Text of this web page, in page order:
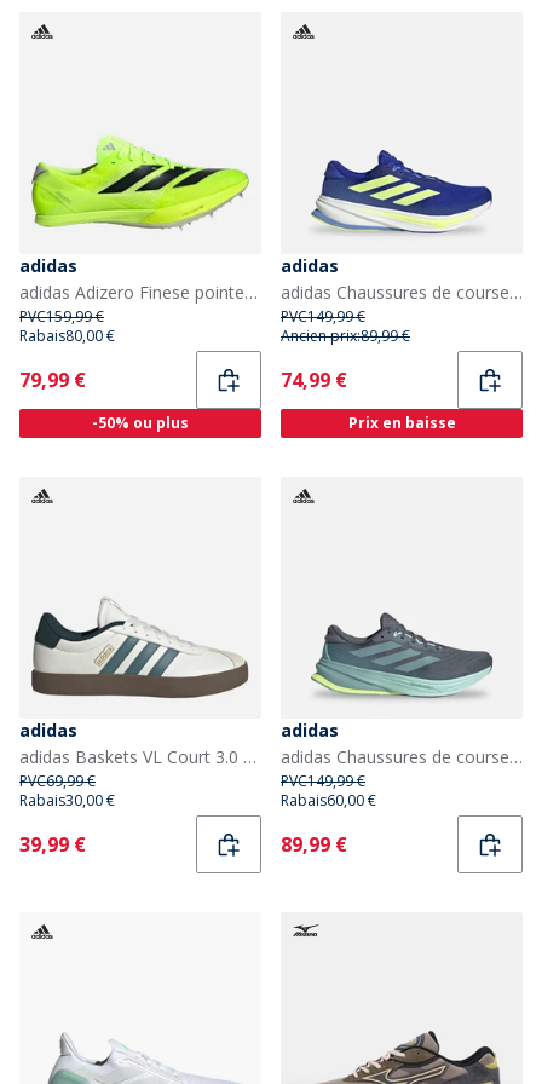
adidas
adidas Adizero Finese pointes d'athlétisme de sprint Lucid Lemon/Core Black/Halo Silver
PVC159,99 €
Rabais80,00 €
Current
79,99 €
-50% ou plus
adidas
adidas Chaussures de course neutres Supernova Rise 2 Homme Lucid Blue/Hi-Res Yellow/Blue Fusion
PVC149,99 €
Ancien prix:89,99 €
Current
74,99 €
Prix en baisse
adidas
adidas Baskets VL Court 3.0 Homme Core White/Preloved Teal/Aurora Ivy
PVC69,99 €
Rabais30,00 €
Current
39,99 €
adidas
adidas Chaussures de course neutres Supernova Rise 2 Homme Onix/Mint Ton/Hi-Res Yellow
PVC149,99 €
Rabais60,00 €
Current
89,99 €